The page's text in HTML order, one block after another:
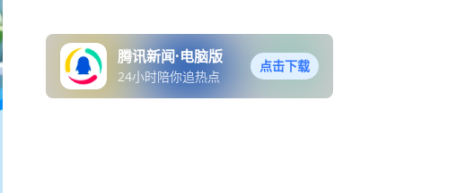
腾讯新闻·电脑版
24小时陪你追热点
点击下载